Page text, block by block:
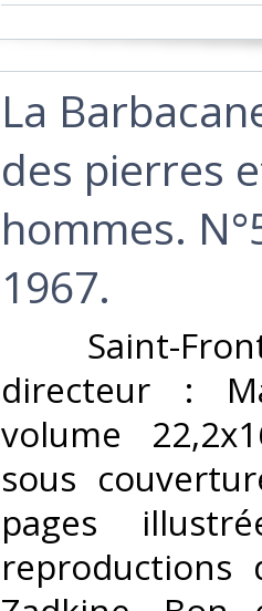
‎La
des pierres
hommes.
1967.‎
Saint-
directeur :
volume
sous
pages
reproductions